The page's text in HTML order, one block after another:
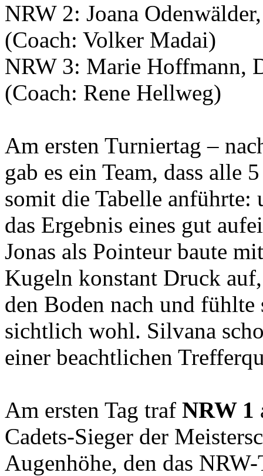
NRW 2: Joana
(Coach: Volker Madai)
NRW 3: Marie Hoffmann,
(Coach: Rene Hellweg)
Am ersten Turniertag –
gab es ein Team, dass alle
somit die Tabelle anführte:
das Ergebnis eines gut
Jonas als Pointeur baute
Kugeln konstant Druck
den Boden nach und
sichtlich wohl. Silvana
einer beachtlichen
Am ersten Tag traf NRW 1
Cadets-Sieger der
Augenhöhe, den das